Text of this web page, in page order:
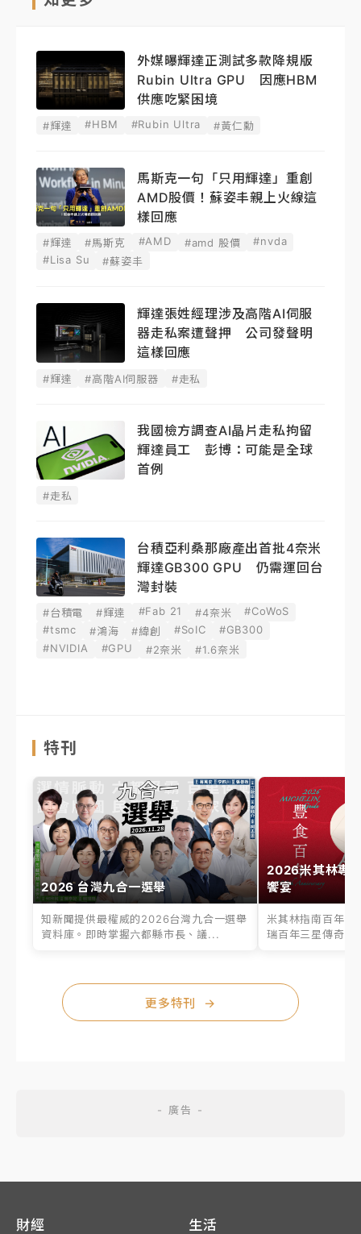
外媒曝輝達正測試多款降規版
Rubin Ultra GPU 因應HBM
供應吃緊困境
#輝達 #HBM #Rubin Ultra #黃仁勳
馬斯克一句「只用輝達」重創
AMD股價！蘇姿丰親上火線這
樣回應
#輝達 #馬斯克 #AMD #amd 股價
#nvda
#Lisa Su
#蘇姿丰
輝達張姓經理涉及高階AI伺服
器走私案遭聲押 公司發聲明
這樣回應
#輝達 #高階AI伺服器 #走私
我國檢方調查AI晶片走私拘留
輝達員工 彭博：可能是全球
首例
#走私
台積亞利桑那廠產出首批4奈米
輝達GB300 GPU 仍需運回台
灣封裝
#台積電 #輝達 #Fab 21 #4奈米
#CoWoS
#tsmc
#鴻海 #緯創 #SoIC
#GB300
#NVIDIA
#GPU #2奈米 #1.6奈米
特刊
2026 台灣九合一選舉
知新聞提供最權威的2026台灣九合一選舉
資料庫。即時掌握六都縣市長、議...
2026米其林專
饗宴
米其林指南百年之
瑞百年三星傳奇、
更多特刊 →
財經 生活